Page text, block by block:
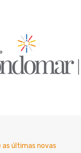
as últimas novas